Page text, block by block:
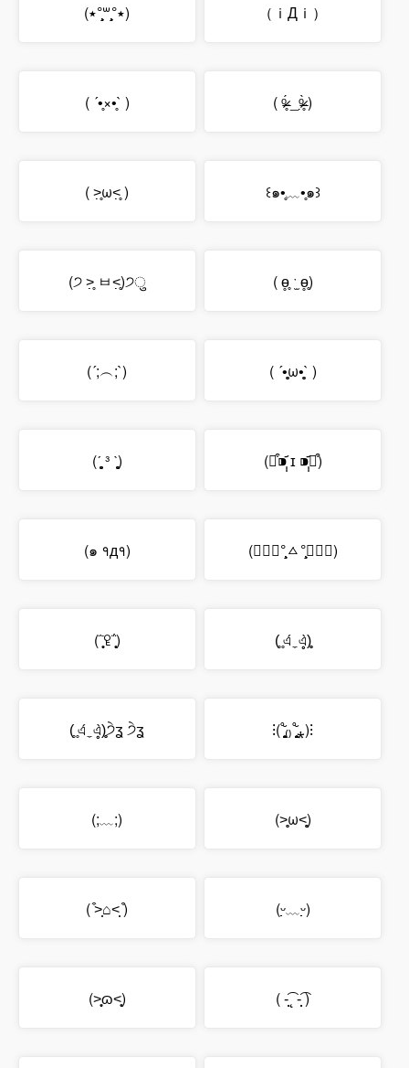
(٭°̧̧̧꒳°̧̧̧٭) （ｉДｉ）
( ´•̥×•̥` ) ( ᵒ̴̶̷̥́ _ᵒ̴̶̷̣̥̀ )
( ˃̣̣̥ω˂̣̣̥ ) ꒰๑•̥﹏•̥๑꒱
(੭ ˃̣̣̥ ㅂ˂̣̣̥)੭ु ( ɵ̥̥ ˑ̫ ɵ̥̥)
(´;︵;`) ( ´•̥̥̥ω•̥̥̥` )
(ˊ̥̥̥̥̥ ³ ˋ̥̥̥̥̥) (⌯͒⁍̩̩᷄ ɪ ⁍̩̩᷄ฅ͒)
(๑ १д१) (๑⃙⃘°̧̧̧ㅿ°̧̧̧๑⃙⃘)
(῭̩̩̩̥ꄗ΅̩̩̩̥) (̥ ̥এ́ ̼ এ̥̀)̥̥
(̥ ̥এ́ ̼ এ̥̀)̥̥੭ੇʓ ੭ੇʓ ⁝(˚͈͈͈͈̥̆₍₎˚͈͈͈͈̥̆⁎)⁝
(;﹏;) (˃̥̥ω˂̥̥̥)
( ͒˃̩̩⌂˂̩̩ ͒) (ᵕ̣̣̣̣̣̣﹏ᵕ̣̣̣̣̣̣)
(˃̩̩̥ɷ˂̩̩̥) ( -̩̩̩͡˛ -̩̩̩͡ )